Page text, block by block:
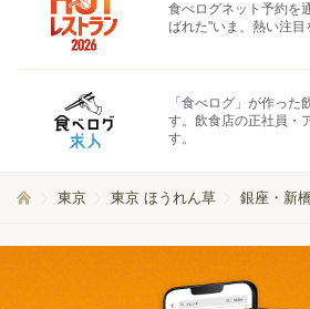
食べログネット予約を
ばれた"いま、熱い注目
「食べログ」が作っ
す。飲食店の正社員・
す。
東京 東京 ほうれん草 銀座・新